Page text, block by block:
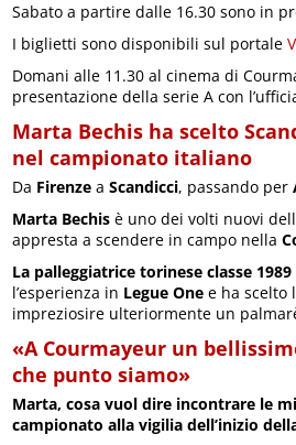
Sabato a partire dalle 16.30 sono in
I biglietti sono disponibili sul portale
Domani alle 11.30 al cinema di
presentazione della serie A con
Marta Bechis ha scelto
nel campionato italiano
Da Firenze aScandicci, passando per
Marta Bechis è uno dei volti nuovi
appresta a scendere in campo nella
La palleggiatrice torinese classe 1989
l’esperienza in Legue One e ha scelto
impreziosire ulteriormente un
«A Courmayeur un
che punto siamo»
Marta, cosa vuol dire incontrare le
campionato alla vigilia dell’inizio